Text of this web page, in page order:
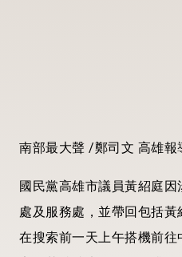
南部最大聲 /鄭司文 高雄報
國民黨高雄市議員黃紹庭
處及服務處，並帶回包括
在搜索前一天上午搭機前